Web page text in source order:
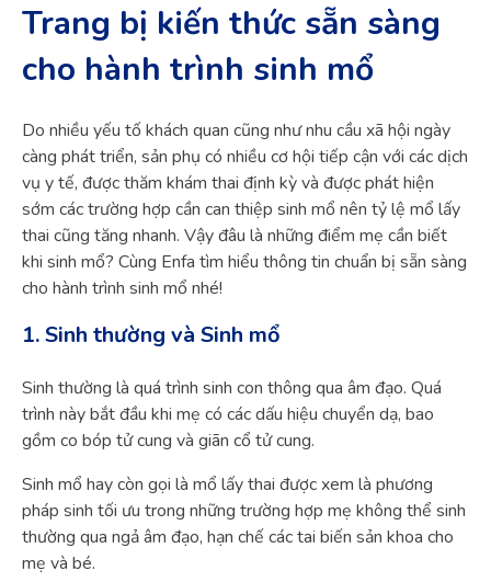
Trang bị kiến thức sẵn sàng
cho hành trình sinh mổ
Do nhiều yếu tố khách quan cũng như nhu cầu xã hội ngày
càng phát triển, sản phụ có nhiều cơ hội tiếp cận với các dịch
vụ y tế, được thăm khám thai định kỳ và được phát hiện
sớm các trường hợp cần can thiệp sinh mổ nên tỷ lệ mổ lấy
thai cũng tăng nhanh. Vậy đâu là những điểm mẹ cần biết
khi sinh mổ? Cùng Enfa tìm hiểu thông tin chuẩn bị sẵn sàng
cho hành trình sinh mổ nhé!
1. Sinh thường và Sinh mổ
Sinh thường là quá trình sinh con thông qua âm đạo. Quá
trình này bắt đầu khi mẹ có các dấu hiệu chuyển dạ, bao
gồm co bóp tử cung và giãn cổ tử cung.
Sinh mổ hay còn gọi là mổ lấy thai được xem là phương
pháp sinh tối ưu trong những trường hợp mẹ không thể sinh
thường qua ngả âm đạo, hạn chế các tai biến sản khoa cho
mẹ và bé.